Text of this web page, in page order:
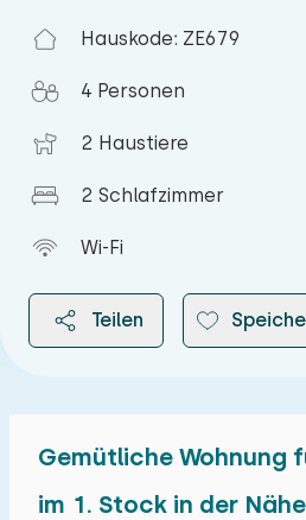
Hauskode: ZE679
4 Personen
2 Haustiere
2 Schlafzimmer
Wi-Fi
Teilen
Gemütliche Wohnung
im 1. Stock in der